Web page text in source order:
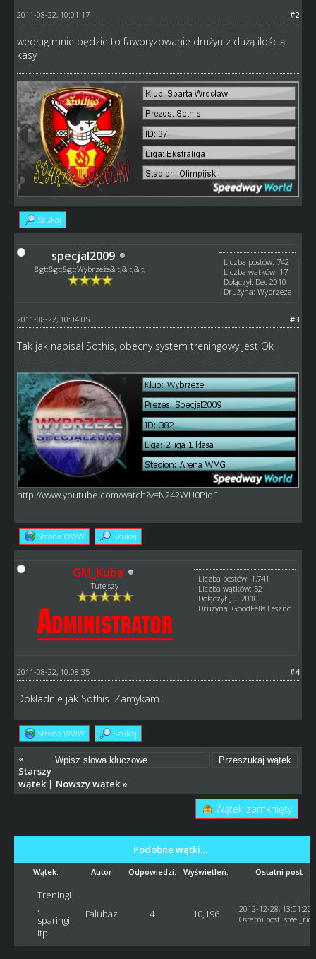
#2
2011-08-22, 10:01:17
według mnie będzie to faworyzowanie drużyn z dużą ilością
kasy
Szukaj
specjal2009
&gt;&gt;&gt;Wybrzeże&lt;&lt;&lt;
Liczba postów: 742
Liczba wątków: 17
Dołączył: Dec 2010
Drużyna: Wybrzeze
#3
2011-08-22, 10:04:05
Tak jak napisal Sothis, obecny system treningowy jest Ok
http://www.youtube.com/watch?v=N242WU0PioE
Strona WWW Szukaj
GM_Kuba
Tutejszy
Liczba postów: 1,741
Liczba wątków: 52
Dołączył: Jul 2010
Drużyna: GoodFells Leszno
#4
2011-08-22, 10:08:35
Dokładnie jak Sothis. Zamykam.
Strona WWW Szukaj
«
Starszy
wątek| Nowszy wątek»
Wątek zamknięty
Podobne wątki…
Wątek: Autor Odpowiedzi: Wyświetleń: Ostatni post
Treningi
,
sparingi
itp.
Falubaz 4 10,196
2012-12-28, 13:01:20
Ostatni post: